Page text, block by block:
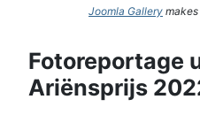
Joomla Gallery
Fotoreportage
Ariënsprijs